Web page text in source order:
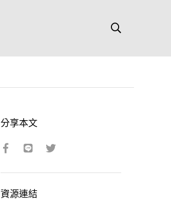
分享本文
資源連結